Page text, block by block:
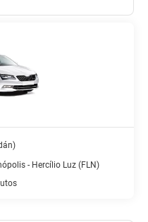
- Hercílio Luz (FLN)